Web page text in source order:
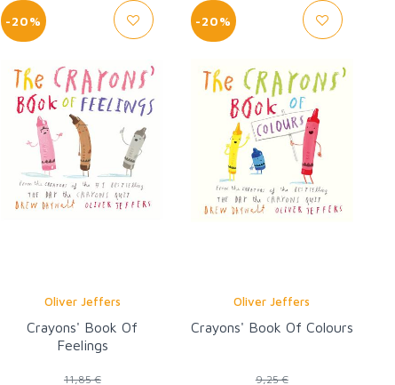
-20%
Oliver Jeffers
Crayons' Book Of
Feelings
11,85 €
-20%
Oliver Jeffers
Crayons' Book Of Colours
9,25 €